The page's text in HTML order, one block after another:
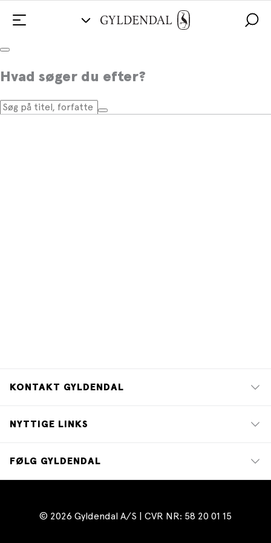
Hvad søger du efter?
KONTAKT GYLDENDAL
NYTTIGE LINKS
FØLG GYLDENDAL
© 2026 Gyldendal A/S | CVR NR: 58 20 01 15